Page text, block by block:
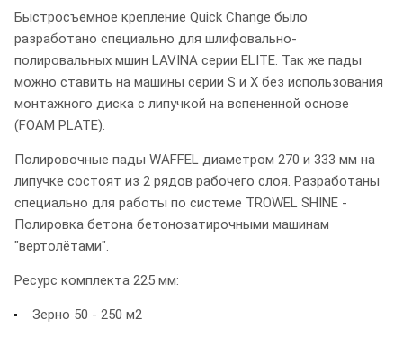
Быстросъемное крепление Quick Change было
разработано специально для шлифовально-
полировальных мшин LAVINA серии ELITE. Так же пады
можно ставить на машины серии S и X без использования
монтажного диска с липучкой на вспененной основе
(FOAM PLATE).
Полировочные пады WAFFEL диаметром 270 и 333 мм на
липучке состоят из 2 рядов рабочего слоя. Разработаны
специально для работы по системе TROWEL SHINE -
Полировка бетона бетонозатирочными машинам
"вертолётами".
Ресурс комплекта 225 мм:
Зерно 50 - 250 м2